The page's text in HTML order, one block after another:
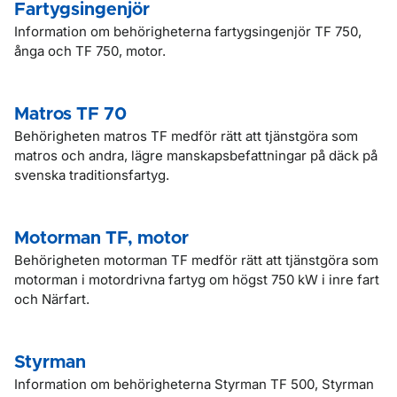
Fartygsingenjör
Information om behörigheterna fartygsingenjör TF 750,
ånga och TF 750, motor.
Matros TF 70
Behörigheten matros TF medför rätt att tjänstgöra som
matros och andra, lägre manskapsbefattningar på däck på
svenska traditionsfartyg.
Motorman TF, motor
Behörigheten motorman TF medför rätt att tjänstgöra som
motorman i motordrivna fartyg om högst 750 kW i inre fart
och Närfart.
Styrman
Information om behörigheterna Styrman TF 500, Styrman